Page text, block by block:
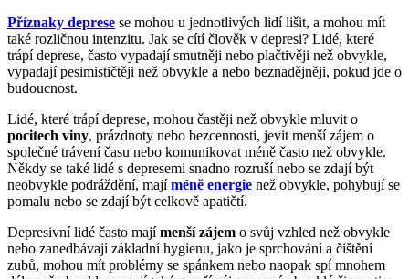
Příznaky deprese se mohou u jednotlivých lidí lišit, a mohou mít
také rozličnou intenzitu. Jak se cítí člověk v depresi? Lidé, které
trápí deprese, často vypadají smutněji nebo plačtivěji než obvykle,
vypadají pesimističtěji než obvykle a nebo beznadějněji, pokud jde o
budoucnost.
Lidé, které trápí deprese, mohou častěji než obvykle mluvit o
pocitech viny, prázdnoty nebo bezcennosti, jevit menší zájem o
společné trávení času nebo komunikovat méně často než obvykle.
Někdy se také lidé s depresemi snadno rozruší nebo se zdají být
neobvykle podráždění, majíméně energie než obvykle, pohybují se
pomalu nebo se zdají být celkově apatičtí.
Depresivní lidé často majímenší zájem o svůj vzhled než obvykle
nebo zanedbávají základní hygienu, jako je sprchování a čištění
zubů, mohou mít problémy se spánkem nebo naopak spí mnohem